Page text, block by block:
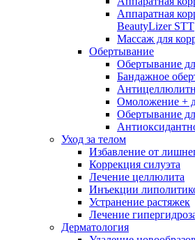
Аппаратная
BeautyLizer STT
Массаж для
Обертывание
Обертывание
Бандажное
Омоложение +
Обертывание
Уход за телом
Избавление от
Коррекция силуэта
Лечение целлюлита
Инъекции
Устранение растяжек
Лечение
Дерматология